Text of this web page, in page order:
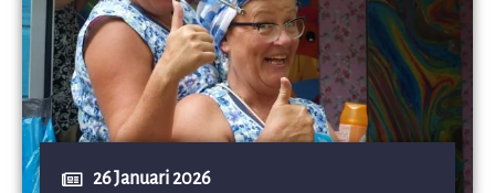
26 Januari 2026